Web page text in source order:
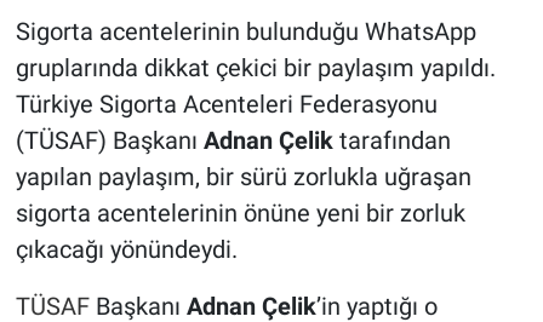
Sigorta acentelerinin bulunduğu WhatsApp
gruplarında dikkat çekici bir paylaşım yapıldı.
Türkiye Sigorta Acenteleri Federasyonu
(TÜSAF) Başkanı Adnan Çeliktarafından
yapılan paylaşım, bir sürü zorlukla uğraşan
sigorta acentelerinin önüne yeni bir zorluk
çıkacağı yönündeydi.
TÜSAFBaşkanı Adnan Çelik’in yaptığı o